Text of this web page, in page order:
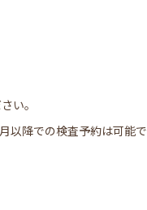
い。
以降での検査予約は可能で